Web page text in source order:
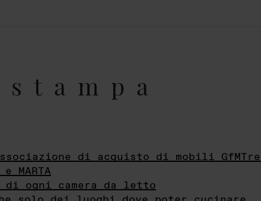
di acquisto di mobili
MARTA
di ogni camera da letto